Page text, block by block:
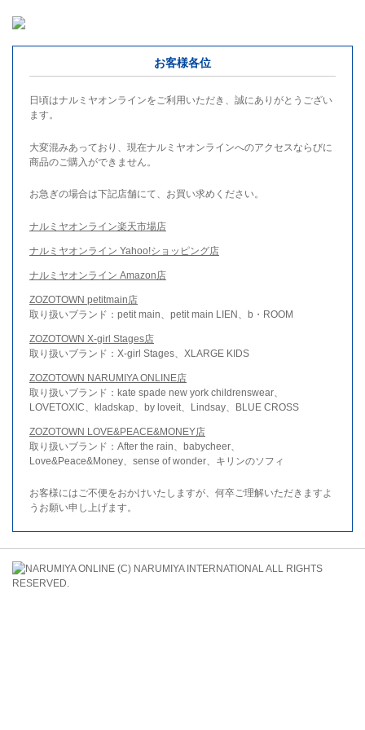
お客様各位
日頃はナルミヤオンラインをご利用いただき、誠にありがとうござい
ます。
大変混みあっており、現在ナルミヤオンラインへのアクセスならびに
商品のご購入ができません。
お急ぎの場合は下記店舗にて、お買い求めください。
ナルミヤオンライン楽天市場店
ナルミヤオンライン Yahoo!ショッピング店
ナルミヤオンライン Amazon店
ZOZOTOWN petitmain店
取り扱いブランド：petit main、petit main LIEN、b・ROOM
ZOZOTOWN X-girl Stages店
取り扱いブランド：X-girl Stages、XLARGE KIDS
ZOZOTOWN NARUMIYA ONLINE店
取り扱いブランド：kate spade new york childrenswear、
LOVETOXIC、kladskap、by loveit、Lindsay、BLUE CROSS
ZOZOTOWN LOVE&PEACE&MONEY店
取り扱いブランド：After the rain、babycheer、
Love&Peace&Money、sense of wonder、キリンのソフィ
お客様にはご不便をおかけいたしますが、何卒ご理解いただきますよ
うお願い申し上げます。